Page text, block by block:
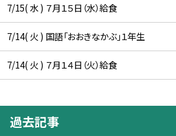
7/15( 水 ) ７月１５日（水）給食
7/14( 火 ) 国語「おおきなかぶ」１年生
7/14( 火 ) ７月１４日（火）給食
過去記事